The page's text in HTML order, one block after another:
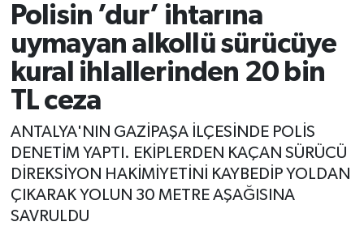
Polisin ’dur’ ihtarına
uymayan alkollü sürücüye
kural ihlallerinden 20 bin
TL ceza
ANTALYA'NIN GAZİPAŞA İLÇESİNDE POLİS
DENETİM YAPTI. EKİPLERDEN KAÇAN SÜRÜCÜ
DİREKSİYON HAKİMİYETİNİ KAYBEDİP YOLDAN
ÇIKARAK YOLUN 30 METRE AŞAĞISINA
SAVRULDU